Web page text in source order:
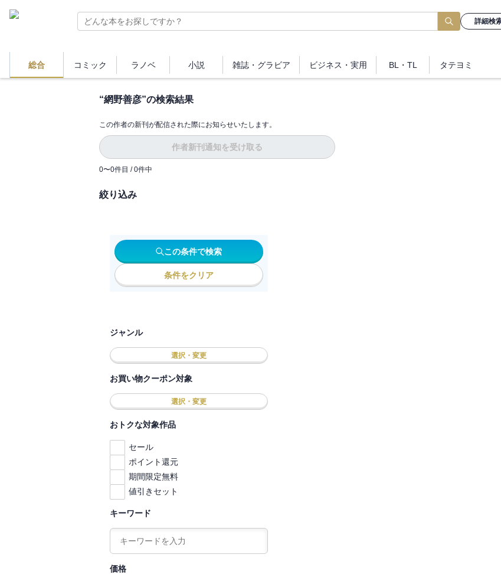
詳細検
総合 コミック ラノベ 小説 雑誌・ グラビア ビジネス ・実用 BL・TL タテヨミ
“網野善彦”の検索結果
この作者の新刊が配信された際にお知らせいたします。
作者新刊通知を受け取る
0〜0件目 / 0件中
絞り込み
この条件で検索
条件をクリア
ジャンル
選択・変更
お買い物クーポン対象
選択・変更
おトクな対象作品
セール
ポイント還元
期間限定無料
値引きセット
キーワード
価格